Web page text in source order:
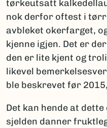
tørkeutsatt
nok derfor oftest i
avbleket okerfarget,
kjenne igjen. Det er
den er lite kjent og
likevel
ble beskrevet før
Det kan hende at
sjelden danner